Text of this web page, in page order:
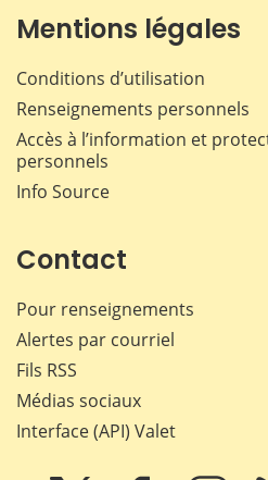
Mentions légales
Conditions d’utilisation
Renseignements personnels
Accès à l’information et
personnels
Info Source
Contact
Pour renseignements
Alertes par courriel
Fils RSS
Médias sociaux
Interface (API) Valet